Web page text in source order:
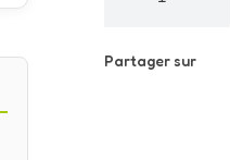
Partager sur